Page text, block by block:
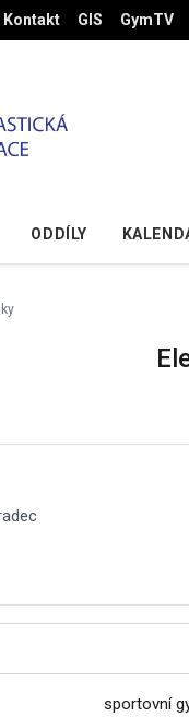
Kontakt GIS GymTV
ODDÍLY
sportovní